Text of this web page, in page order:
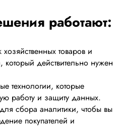
работают:
товаров и
действительно нужен
технологии, которые
работу и защиту данных.
сбора аналитики, чтобы вы
покупателей и